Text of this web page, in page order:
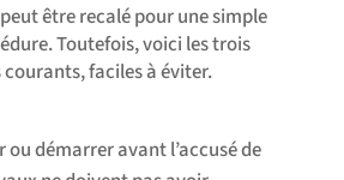
être recalé pour une simple
Toutefois, voici les trois
courants, faciles à éviter.
ou démarrer avant l’accusé de